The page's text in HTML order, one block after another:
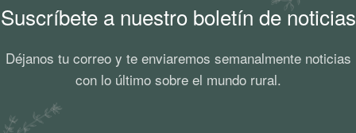
Suscríbete a nuestro boletín de noticias
Déjanos tu correo y te enviaremos semanalmente noticias
con lo último sobre el mundo rural.